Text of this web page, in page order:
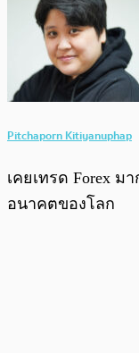
Pitchaporn Kitiyanuphap
เคยเทรด Forex ม
อนาคตของโลก